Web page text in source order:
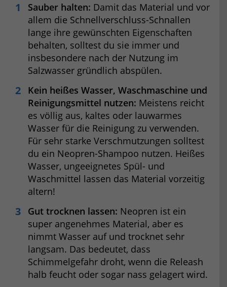
Sauber halten: Damit das Material und vor
allem die Schnellverschluss-Schnallen
lange ihre gewünschten Eigenschaften
behalten, solltest du sie immer und
insbesondere nach der Nutzung im
Salzwasser gründlich abspülen.
Kein heißes Wasser, Waschmaschine und
Reinigungsmittel nutzen: Meistens reicht
es völlig aus, kaltes oder lauwarmes
Wasser für die Reinigung zu verwenden.
Für sehr starke Verschmutzungen solltest
du ein Neopren-Shampoo nutzen. Heißes
Wasser, ungeeignetes Spül- und
Waschmittel lassen das Material vorzeitig
altern!
Gut trocknen lassen: Neopren ist ein
super angenehmes Material, aber es
nimmt Wasser auf und trocknet sehr
langsam. Das bedeutet, dass
Schimmelgefahr droht, wenn die Releash
halb feucht oder sogar nass gelagert wird.